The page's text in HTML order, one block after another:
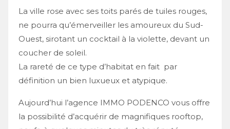
La ville rose avec ses toits parés de tuiles rouges,
ne pourra qu’émerveiller les amoureux du Sud-
Ouest, sirotant un cocktail à la violette, devant un
coucher de soleil.
La rareté de ce type d’habitat en fait par
définition un bien luxueux et atypique.
Aujourd’hui l’agence IMMO PODENCO vous offre
la possibilité d’acquérir de magnifiques rooftop,